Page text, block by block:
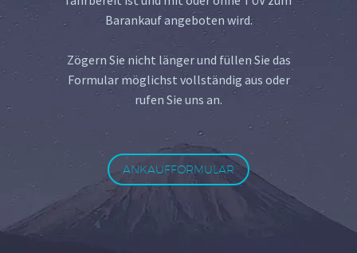
Barankauf angeboten wird.
Zögern Sie nicht länger und füllen Sie das
Formular möglichst vollständig aus oder
rufen Sie uns an.
ANKAUFFORMULAR